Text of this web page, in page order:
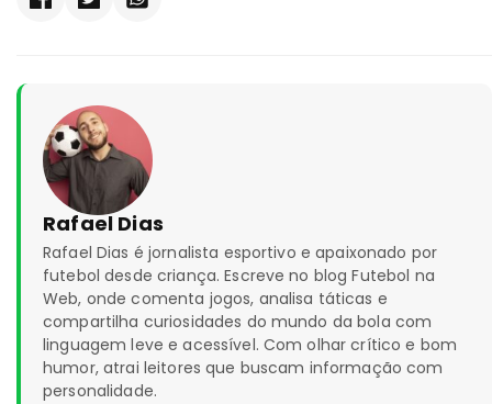
Rafael Dias
Rafael Dias é jornalista esportivo e apaixonado por
futebol desde criança. Escreve no blog Futebol na
Web, onde comenta jogos, analisa táticas e
compartilha curiosidades do mundo da bola com
linguagem leve e acessível. Com olhar crítico e bom
humor, atrai leitores que buscam informação com
personalidade.